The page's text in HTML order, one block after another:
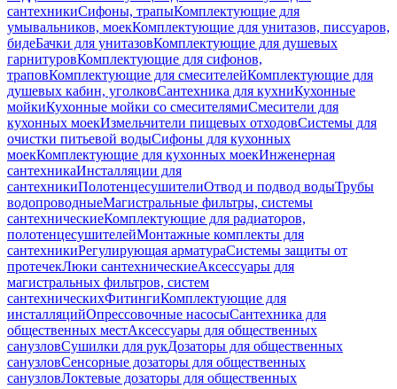
сантехникиСифоны, трапыКомплектующие для
умывальников, моекКомплектующие для унитазов, писсуаров,
бидеБачки для унитазовКомплектующие для душевых
гарнитуровКомплектующие для сифонов,
траповКомплектующие для смесителейКомплектующие для
душевых кабин, уголковСантехника для кухниКухонные
мойкиКухонные мойки со смесителямиСмесители для
кухонных моекИзмельчители пищевых отходовСистемы для
очистки питьевой водыСифоны для кухонных
моекКомплектующие для кухонных моекИнженерная
сантехникаИнсталляции для
сантехникиПолотенцесушителиОтвод и подвод водыТрубы
водопроводныеМагистральные фильтры, системы
сантехническиеКомплектующие для радиаторов,
полотенцесушителейМонтажные комплекты для
сантехникиРегулирующая арматураСистемы защиты от
протечекЛюки сантехническиеАксессуары для
магистральных фильтров, систем
сантехническихФитингиКомплектующие для
инсталляцийОпрессовочные насосыСантехника для
общественных местАксессуары для общественных
санузловСушилки для рукДозаторы для общественных
санузловСенсорные дозаторы для общественных
санузловЛоктевые дозаторы для общественных